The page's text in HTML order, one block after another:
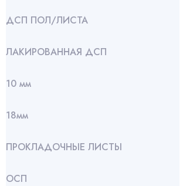
ДСП ПОЛ/ЛИСТА
ЛАКИРОВАННАЯ ДСП
10 мм
18мм
ПРОКЛАДОЧНЫЕ ЛИСТЫ
ОСП